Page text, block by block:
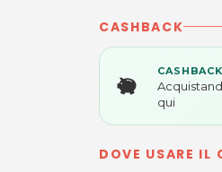
CASHBACK
CASHBACK
qui
DOVE USARE IL